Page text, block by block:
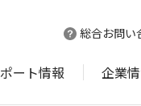
総合お問い
ート情報 企業